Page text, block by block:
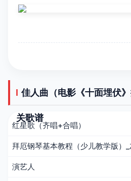
佳人曲（电影《十面埋伏
关歌谱
红星歌（齐唱+合唱）
拜厄钢琴基本教程（少儿教学版）
演艺人